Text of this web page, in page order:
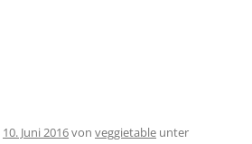
10. Juni 2016von veggietable unter